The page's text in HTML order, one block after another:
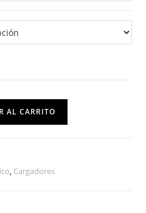
AL CARRITO
, Cargadores